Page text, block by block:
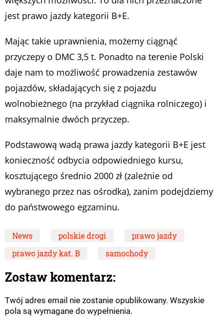
jest prawo jazdy kategorii B+E.
Mając takie uprawnienia, możemy ciągnąć
przyczepy o DMC 3,5 t. Ponadto na terenie Polski
daje nam to możliwość prowadzenia zestawów
pojazdów, składających się z pojazdu
wolnobieżnego (na przykład ciągnika rolniczego) i
maksymalnie dwóch przyczep.
Podstawową wadą prawa jazdy kategorii B+E jest
konieczność odbycia odpowiedniego kursu,
kosztującego średnio 2000 zł (zależnie od
wybranego przez nas ośrodka), zanim podejdziemy
do państwowego egzaminu.
News polskie drogi
prawo jazdy
prawo jazdy kat. B
samochody
Zostaw komentarz:
Twój adres email nie zostanie opublikowany. Wszyskie
pola są wymagane do wypełnienia.